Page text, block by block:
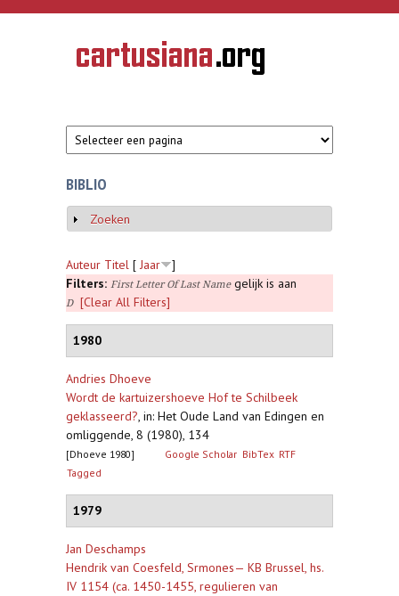
Overslaan en naar de inhoud gaan
CARTUSIANA
Geschiedenis
van de
BIBLIO
Weergeven
Zoeken
Auteur Titel [ Jaar
]
Filters: First Letter Of Last Namegelijk is aan
D [Clear All Filters]
1980
Andries Dhoeve
Wordt de kartuizershoeve Hof te Schilbeek
geklasseerd?, in: Het Oude Land van Edingen en
omliggende, 8 (1980), 134
[Dhoeve 1980] Google Scholar BibTex RTF
Tagged
1979
Jan Deschamps
Hendrik van Coesfeld, Srmones— KB Brussel, hs.
IV 1154 (ca. 1450-1455, regulieren van